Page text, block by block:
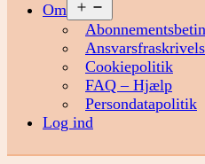
Om
menu
Cookiepolitik
FAQ – Hjælp
Persondatapolitik
Log ind